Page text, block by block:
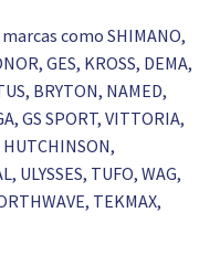
como SHIMANO,
GES, KROSS, DEMA,
BRYTON, NAMED,
GS SPORT, VITTORIA,
HUTCHINSON,
ULYSSES, TUFO, WAG,
TEKMAX,